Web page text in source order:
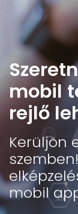
mobil
rejlő
Kerüljön
mobil